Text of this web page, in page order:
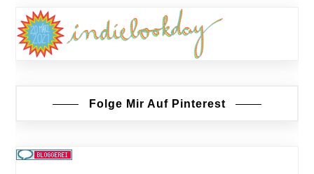
Folge Mir Auf Pinterest